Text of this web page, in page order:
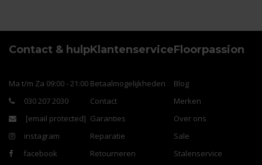
Contact & hulp
Ma t/m Za 09:00 - 21:00
030 207 2030
[email protected]
instagram
facebook
Klantenservice
Betaalmogelijkheden
Contact
Garanties
Reparatie
Retourneren
Floorpassion
Blog
Merken
Over ons
Sale
Stalenservice